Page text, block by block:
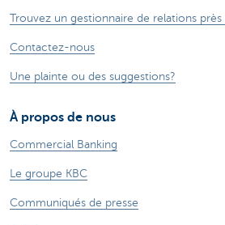
Trouvez un gestionnaire de relations
Contactez-nous
Une plainte ou des suggestions?
À propos de nous
Commercial Banking
Le groupe KBC
Communiqués de presse